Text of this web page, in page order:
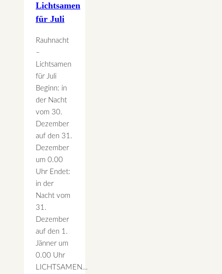
Lichtsamen
für Juli
Rauhnacht
–
Lichtsamen
für Juli
Beginn: in
der Nacht
vom 30.
Dezember
auf den 31.
Dezember
um 0.00
Uhr Endet:
in der
Nacht vom
31.
Dezember
auf den 1.
Jänner um
0.00 Uhr
LICHTSAMEN…